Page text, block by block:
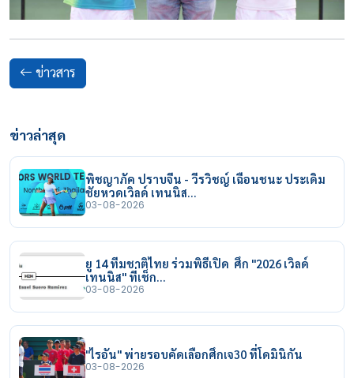
ข่าวสาร
ข่าวล่าสุด
พิชญาภัค ปราบจีน - วีรวิชญ์ เฉือนชนะ ประเดิม
ชัยหวดเวิลด์ เทนนิส…
03-08-2026
ยู 14 ทีมชาติไทย ร่วมพิธีเปิด ศึก "2026 เวิลด์
เทนนิส" ที่เช็ก…
03-08-2026
"ไรอัน" พ่ายรอบคัดเลือกศึกเจ30 ที่โดมินิกัน
03-08-2026